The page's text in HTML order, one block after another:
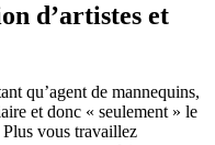
d’artistes et
qu’agent de mannequins,
et donc « seulement » le
vous travaillez